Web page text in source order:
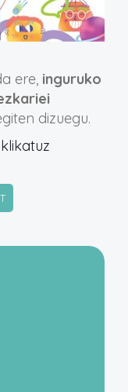
ere, inguruko
dizuegu.